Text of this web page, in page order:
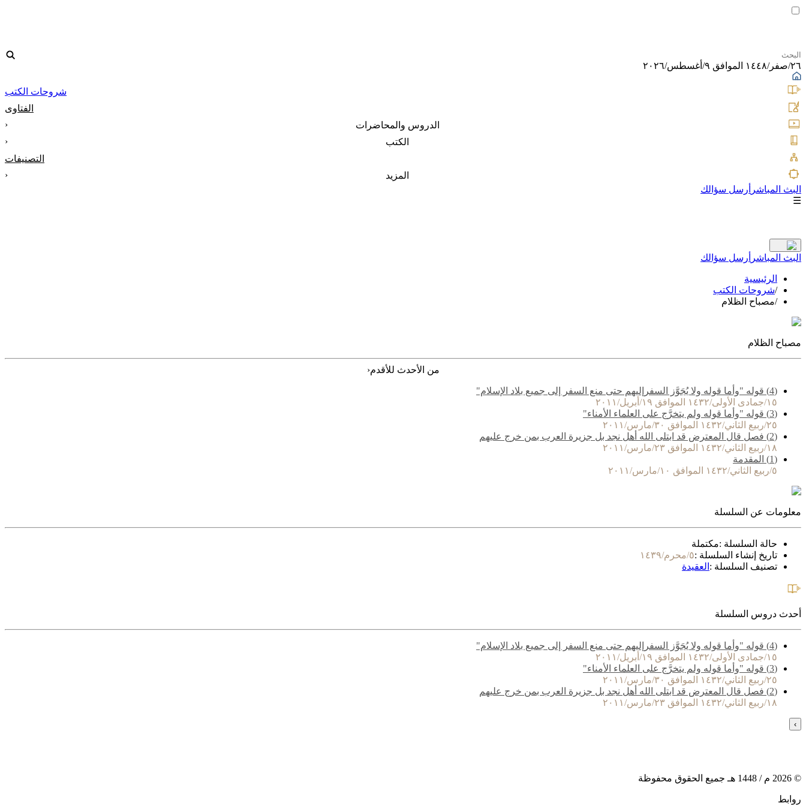
٢٦/صفر/١٤٤٨ الموافق ٩/أغسطس/٢٠٢٦
شروحات الكتب
الفتاوى
الدروس والمحاضرات
‹
الكتب
‹
التصنيفات
المزيد
‹
البث المباشر أرسل سؤالك
☰
البث المباشر أرسل سؤالك
الرئيسية
/شروحات الكتب
/مصباح الظلام
مصباح الظلام
من الأحدث للأقدم‹
(4) قوله "وأما قوله ولا يُجَوَّز السفرإليهم حتى منع السفر إلى جميع بلاد الإسلام"
١٥/جمادى الأولى/١٤٣٢ الموافق ١٩/أبريل/٢٠١١
(3) قوله "وأما قوله ولم يتخرَّج على العلماء الأمناء"
٢٥/ربيع الثاني/١٤٣٢ الموافق ٣٠/مارس/٢٠١١
(2) فصل قال المعترض قد ابتلى الله أهل نجد بل جزيرة العرب بمن خرج عليهم
١٨/ربيع الثاني/١٤٣٢ الموافق ٢٣/مارس/٢٠١١
(1) المقدمة
٥/ربيع الثاني/١٤٣٢ الموافق ١٠/مارس/٢٠١١
معلومات عن السلسلة
حالة السلسلة :مكتملة
تاريخ إنشاء السلسلة :٥/محرم/١٤٣٩
تصنيف السلسلة : العقيدة
أحدث دروس السلسلة
(4) قوله "وأما قوله ولا يُجَوَّز السفرإليهم حتى منع السفر إلى جميع بلاد الإسلام"
١٥/جمادى الأولى/١٤٣٢ الموافق ١٩/أبريل/٢٠١١
(3) قوله "وأما قوله ولم يتخرَّج على العلماء الأمناء"
٢٥/ربيع الثاني/١٤٣٢ الموافق ٣٠/مارس/٢٠١١
(2) فصل قال المعترض قد ابتلى الله أهل نجد بل جزيرة العرب بمن خرج عليهم
١٨/ربيع الثاني/١٤٣٢ الموافق ٢٣/مارس/٢٠١١
›
©
2026 م / 1448 هـ جميع الحقوق محفوظة
روابط